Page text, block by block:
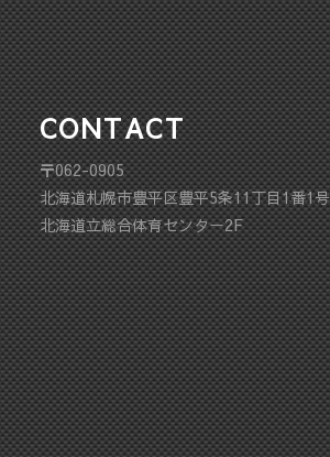
CONTACT
〒062-0905
北海道札幌市豊平区豊平5条11丁目1番1号
北海道立総合体育センター2F